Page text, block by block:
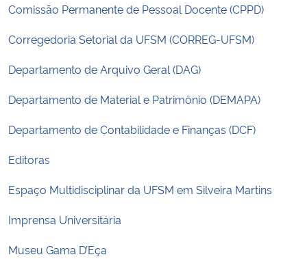
Ministério do Turismo
Ministério do Desenvolvimento Regional
Controladoria-Geral da União
Secretaria de Governo
Gabinete de Segurança Institucional
Comissão Permanente de Pessoal Docente (CPPD)
Corregedoria Setorial da UFSM (CORREG-UFSM)
Departamento de Arquivo Geral (DAG)
Departamento de Material e Patrimônio (DEMAPA)
Departamento de Contabilidade e Finanças (DCF)
Editoras
Espaço Multidisciplinar da UFSM em Silveira Martins
Imprensa Universitária
Museu Gama D’Eça